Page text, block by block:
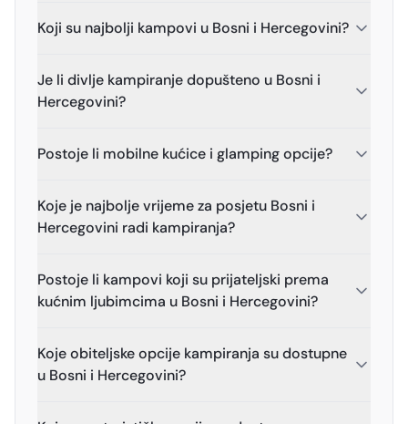
Koji su najbolji kampovi u Bosni i Hercegovini?
Je li divlje kampiranje dopušteno u Bosni i
Hercegovini?
Postoje li mobilne kućice i glamping opcije?
Koje je najbolje vrijeme za posjetu Bosni i
Hercegovini radi kampiranja?
Postoje li kampovi koji su prijateljski prema
kućnim ljubimcima u Bosni i Hercegovini?
Koje obiteljske opcije kampiranja su dostupne
u Bosni i Hercegovini?